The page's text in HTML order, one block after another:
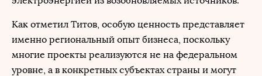
Как отметил Титов, особую ценность представляет
именно региональный опыт бизнеса, поскольку
многие проекты реализуются не на федеральном
уровне, а в конкретных субъектах страны и могут